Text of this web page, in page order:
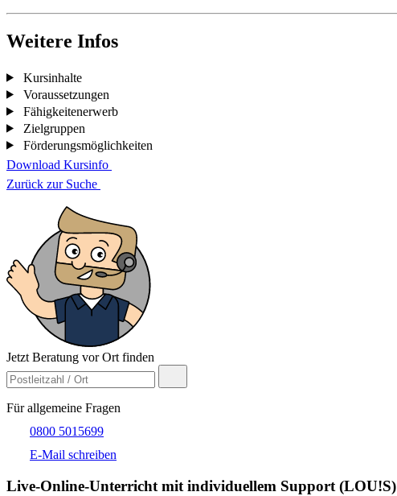
Weitere Infos
Kursinhalte
Voraussetzungen
Fähigkeitenerwerb
Zielgruppen
Förderungsmöglichkeiten
Download Kursinfo
Zurück zur Suche
Jetzt Beratung vor Ort finden
Für allgemeine Fragen
0800 5015699
E-Mail schreiben
Live-​Online-Unterricht mit individuellem Support (LOU!S)